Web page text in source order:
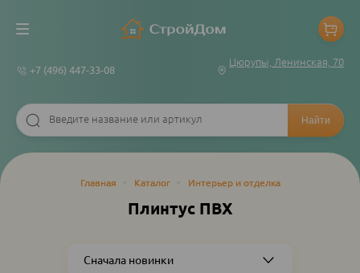
+7 (496) 447-33-08
Цюрупы, Ленинская, 70
Строка
Главная Каталог Интерьер и отделка
Плинтус ПВХ